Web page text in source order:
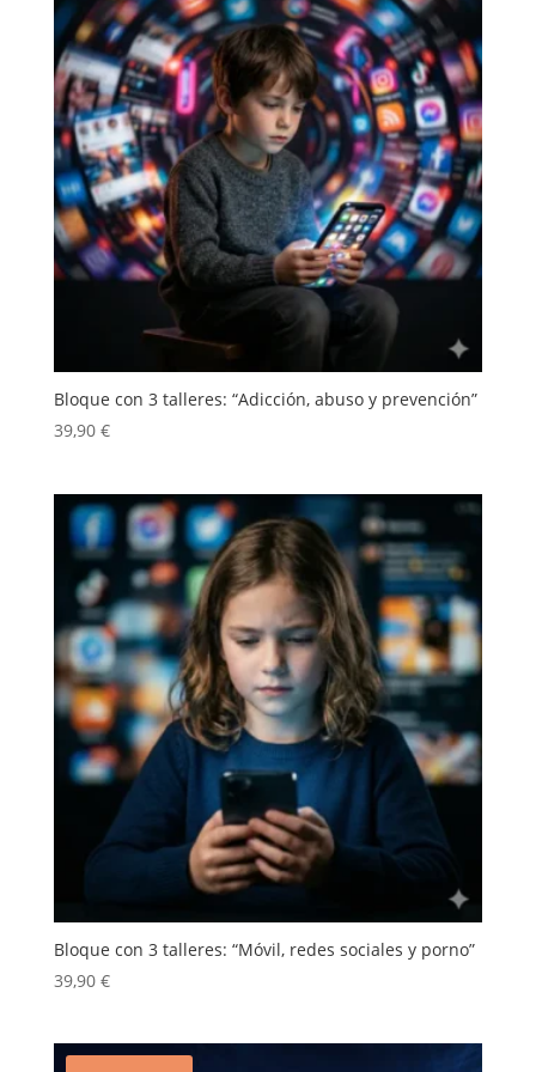
Bloque con 3 talleres: “Adicción, abuso y prevención”
39,90 €
Bloque con 3 talleres: “Móvil, redes sociales y porno”
39,90 €